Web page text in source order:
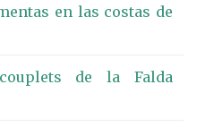
en las costas de
de la Falda